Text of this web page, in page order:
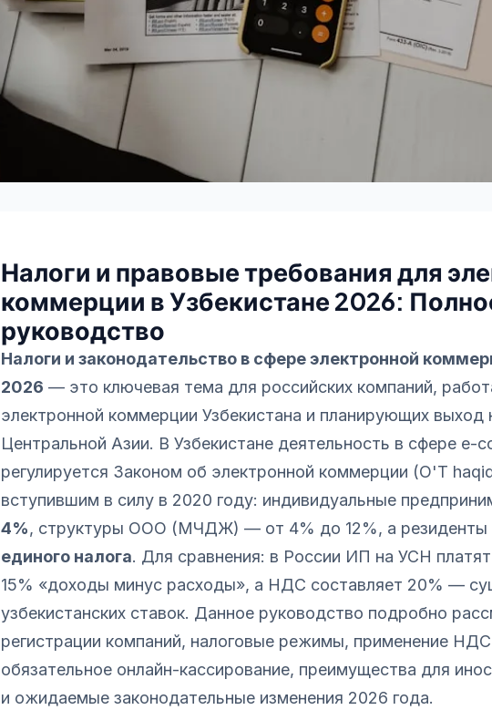
Налоги и правовые требования для
коммерции в Узбекистане 2026:
руководство
Налоги и законодательство в сфере электронной
2026 — это ключевая тема для российских компаний,
электронной коммерции Узбекистана и планирующих выход
Центральной Азии. В Узбекистане деятельность в сфере e-
регулируется Законом об электронной коммерции (O'T
вступившим в силу в 2020 году: индивидуальные
4%, структуры ООО (МЧДЖ) — от 4% до 12%, а резиденты
единого налога. Для сравнения: в России ИП на УСН
15% «доходы минус расходы», а НДС составляет 20% —
узбекистанских ставок. Данное руководство подробно
регистрации компаний, налоговые режимы, применение
обязательное онлайн-кассирование, преимущества для
и ожидаемые законодательные изменения 2026 года.